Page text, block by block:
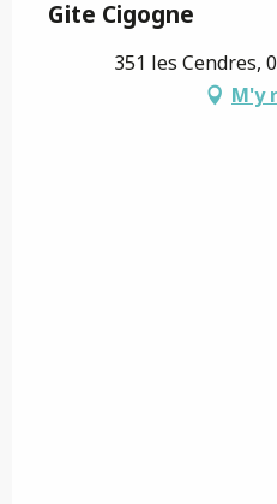
Gite Cigogne
351 les Cendres,
M'y